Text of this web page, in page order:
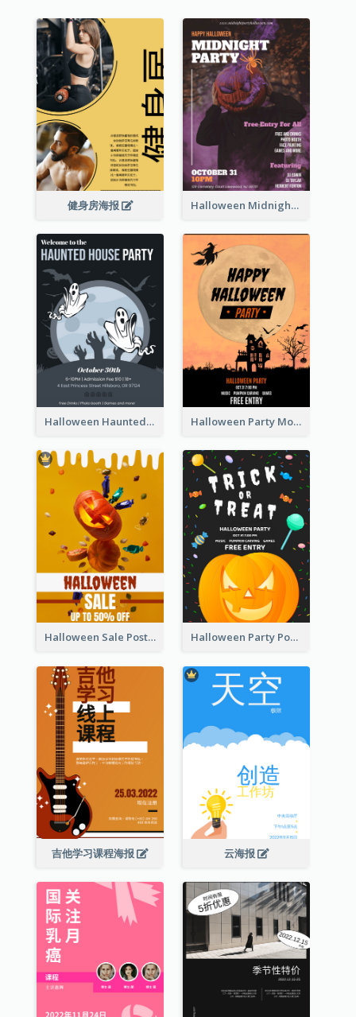
健身房海报 Halloween Midnight Party Poster
Halloween Haunted House Party Poster Halloween Party Moon Photo Poster
Halloween Sale Poster Halloween Party Poster
吉他学习课程海报 云海报